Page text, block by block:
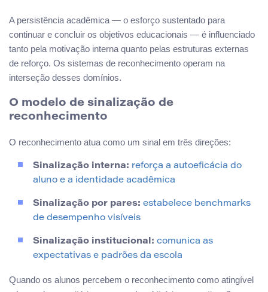
A persistência acadêmica — o esforço sustentado para
continuar e concluir os objetivos educacionais — é influenciado
tanto pela motivação interna quanto pelas estruturas externas
de reforço. Os sistemas de reconhecimento operam na
interseção desses domínios.
O modelo de sinalização de
reconhecimento
O reconhecimento atua como um sinal em três direções:
Sinalização interna: reforça a autoeficácia do
aluno e a identidade acadêmica
Sinalização por pares: estabelece benchmarks
de desempenho visíveis
Sinalização institucional: comunica as
expectativas e padrões da escola
Quando os alunos percebem o reconhecimento como atingível